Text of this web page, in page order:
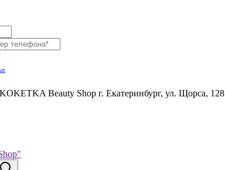
Beauty Shop г. Екатеринбург, ул. Щорса, 128